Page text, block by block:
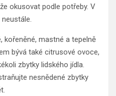
okusovat podle potřeby. V
kořeněné, mastné a tepelně
bývá také citrusové ovoce,
zbytky lidského jídla.
nesnědené zbytky